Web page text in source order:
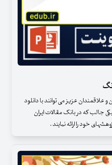
علاقمندان عزیز می توانند با دانلود
جالب که در بانک مقالات ایران
خود را ارائه نمایند .